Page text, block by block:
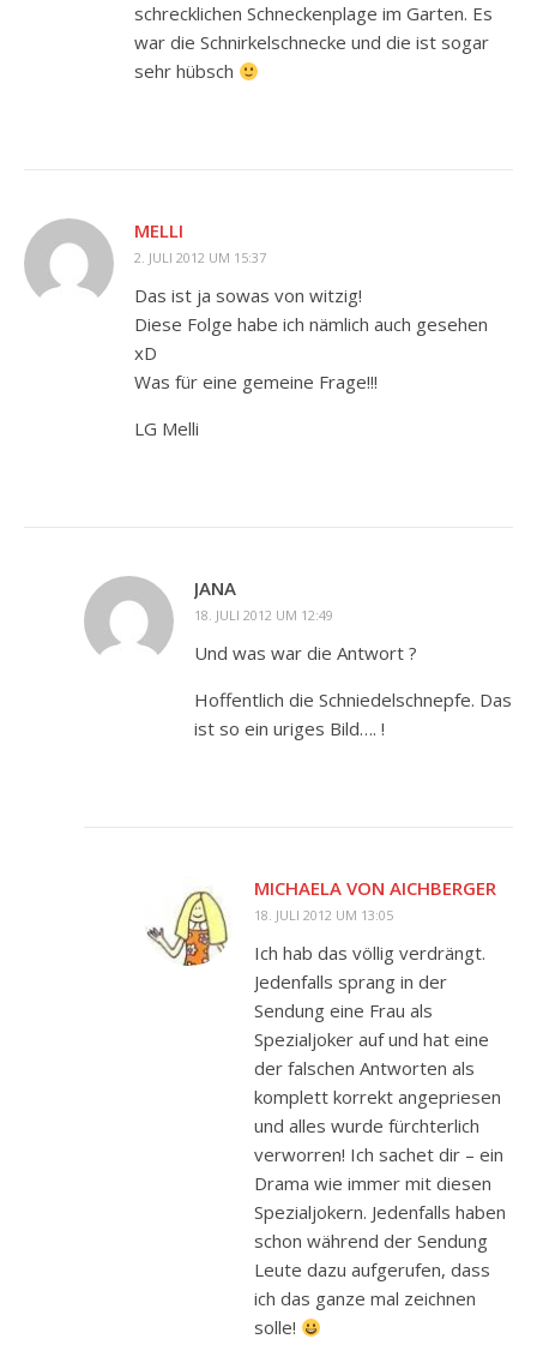
schrecklichen Schneckenplage im Garten. Es
war die Schnirkelschnecke und die ist sogar
sehr hübsch
MELLI
2. JULI 2012 UM 15:37
Das ist ja sowas von witzig!
Diese Folge habe ich nämlich auch gesehen
xD
Was für eine gemeine Frage!!!
LG Melli
JANA
18. JULI 2012 UM 12:49
Und was war die Antwort ?
Hoffentlich die Schniedelschnepfe. Das
ist so ein uriges Bild…. !
MICHAELA VON AICHBERGER
18. JULI 2012 UM 13:05
Ich hab das völlig verdrängt.
Jedenfalls sprang in der
Sendung eine Frau als
Spezialjoker auf und hat eine
der falschen Antworten als
komplett korrekt angepriesen
und alles wurde fürchterlich
verworren! Ich sachet dir – ein
Drama wie immer mit diesen
Spezialjokern. Jedenfalls haben
schon während der Sendung
Leute dazu aufgerufen, dass
ich das ganze mal zeichnen
solle!